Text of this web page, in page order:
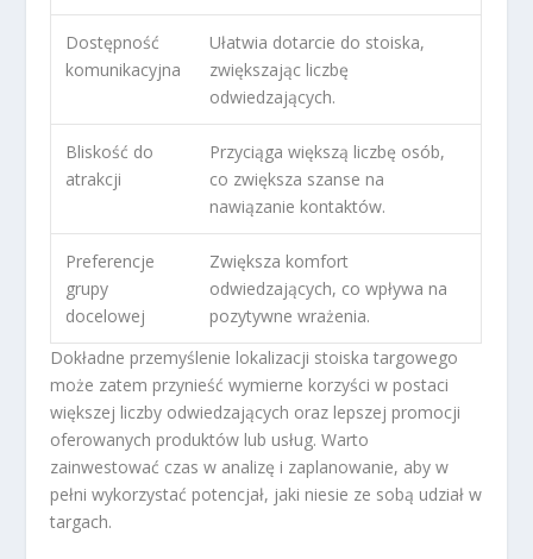
Dostępność
komunikacyjna
Ułatwia dotarcie do stoiska,
zwiększając liczbę
odwiedzających.
Bliskość do
atrakcji
Przyciąga większą liczbę osób,
co zwiększa szanse na
nawiązanie kontaktów.
Preferencje
grupy
docelowej
Zwiększa komfort
odwiedzających, co wpływa na
pozytywne wrażenia.
Dokładne przemyślenie lokalizacji stoiska targowego
może zatem przynieść wymierne korzyści w postaci
większej liczby odwiedzających oraz lepszej promocji
oferowanych produktów lub usług. Warto
zainwestować czas w analizę i zaplanowanie, aby w
pełni wykorzystać potencjał, jaki niesie ze sobą udział w
targach.